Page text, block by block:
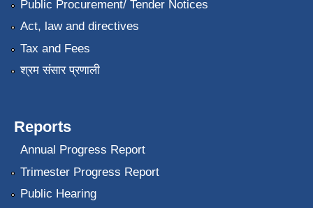
Public Procurement/ Tender Notices
Act, law and directives
Tax and Fees
श्रम संसार प्रणाली
Reports
Annual Progress Report
Trimester Progress Report
Public Hearing